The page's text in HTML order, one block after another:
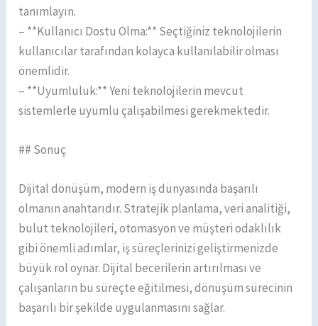
tanımlayın.
– **Kullanıcı Dostu Olma:** Seçtiğiniz teknolojilerin
kullanıcılar tarafından kolayca kullanılabilir olması
önemlidir.
– **Uyumluluk:** Yeni teknolojilerin mevcut
sistemlerle uyumlu çalışabilmesi gerekmektedir.
## Sonuç
Dijital dönüşüm, modern iş dünyasında başarılı
olmanın anahtarıdır. Stratejik planlama, veri analitiği,
bulut teknolojileri, otomasyon ve müşteri odaklılık
gibi önemli adımlar, iş süreçlerinizi geliştirmenizde
büyük rol oynar. Dijital becerilerin artırılması ve
çalışanların bu süreçte eğitilmesi, dönüşüm sürecinin
başarılı bir şekilde uygulanmasını sağlar.